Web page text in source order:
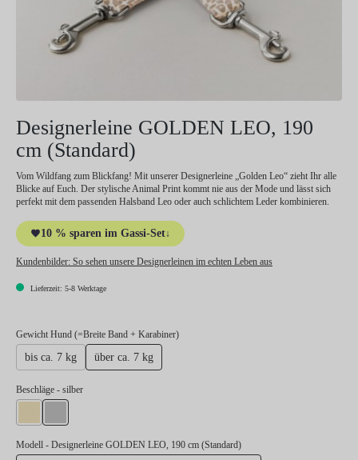
Designerleine GOLDEN LEO, 190
cm (Standard)
Vom Wildfang zum Blickfang! Mit unserer Designerleine „Golden Leo“ zieht Ihr alle
Blicke auf Euch. Der stylische Animal Print kommt nie aus der Mode und lässt sich
perfekt mit dem passenden Halsband Leo oder auch schlichtem Leder kombinieren.
10 % sparen im Gassi-Set↓
Kundenbilder: So sehen unsere Designerleinen im echten Leben aus
Lieferzeit: 5-8 Werktage
Gewicht Hund (=Breite Band + Karabiner)auswählen
bis ca. 7 kg über ca. 7 kg
Beschlägeauswählen
- silber
Modell - Designerleine GOLDEN LEO, 190 cm (Standard)